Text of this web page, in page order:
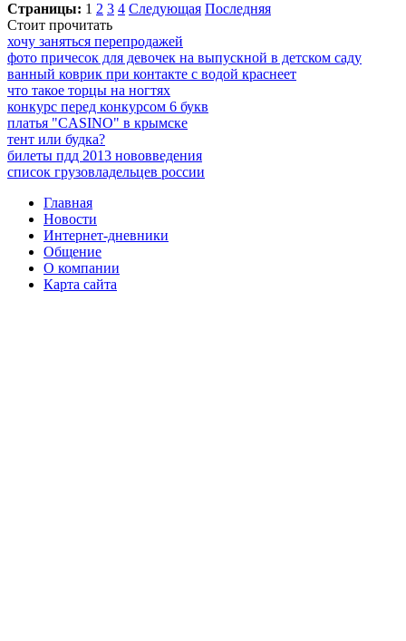
Страницы: 1 2 3 4 Следующая Последняя
Стоит прочитать
хочу заняться перепродажей
фото причесок для девочек на выпускной в детском саду
ванный коврик при контакте с водой краснеет
что такое торцы на ногтях
конкурс перед конкурсом 6 букв
платья "CASINO" в крымске
тент или будка?
билеты пдд 2013 нововведения
список грузовладельцев россии
Главная
Новости
Интернет-дневники
Общение
О компании
Карта сайта